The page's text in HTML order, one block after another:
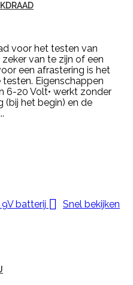
voor het testen van
van te zijn of een
een afrastering is het
Eigenschappen
6-20 Volt• werkt zonder
(bij het begin) en de

Snel bekijken